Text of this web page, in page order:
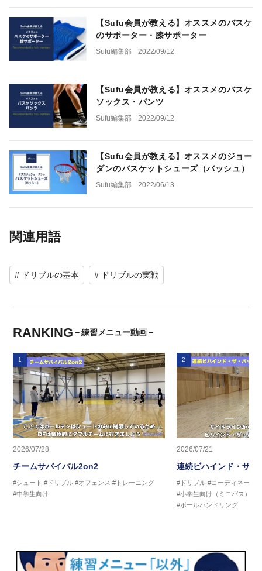
【Sufu会員が教える】オススメのバスケ
のサポーター・膝サポーター
Sufu編集部 2022/09/12
【Sufu会員が教える】オススメのバスケ
ソックス・パンツ
Sufu編集部 2022/09/12
【Sufu会員が教える】オススメのジョー
ダンのバスケットシューズ（バッシュ）
Sufu編集部 2022/06/13
関連用語
# ドリブルの基本 # ドリブルの実戦
RANKING －練習メニュー動画－
1
2026/07/28
チームサバイバル2on2
#シュート #ドリブル #オフェンス #トレーニング
#中学生向け
2
2026/07/21
連続ビハインド・ザ・
#ドリブル #コーディネーシ
#小学生向け（ミニバス）
#ボールハンドリング